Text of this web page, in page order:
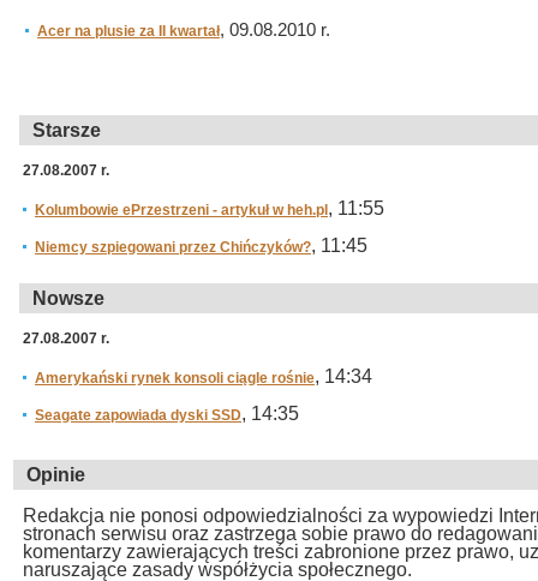
Acer na plusie za II kwartał, 09.08.2010 r.
Starsze
27.08.2007 r.
Kolumbowie ePrzestrzeni - artykuł w heh.pl , 11:55
Niemcy szpiegowani przez Chińczyków?, 11:45
Nowsze
27.08.2007 r.
Amerykański rynek konsoli ciągle rośnie, 14:34
Seagate zapowiada dyski SSD, 14:35
Opinie
Redakcja nie ponosi odpowiedzialności za wypowiedzi
stronach serwisu oraz zastrzega sobie prawo do
komentarzy zawierających treści zabronione przez prawo,
naruszające zasady współżycia społecznego.